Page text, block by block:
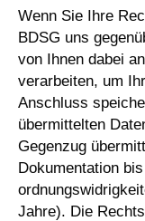
Wenn Sie Ihre
BDSG uns
von Ihnen dabei
verarbeiten, um
Anschluss
übermittelten
Gegenzug
Dokumentation
Jahre). Die